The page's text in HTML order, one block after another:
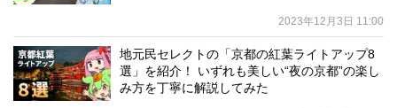
2023年12月3日 11:00
地元民セレクトの「京都の紅葉ライトアップ8
選」を紹介！ いずれも美しい“夜の京都”の楽し
み方を丁寧に解説してみた